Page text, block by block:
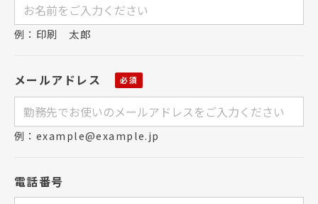
例：印刷 太郎
メールアドレス
例：example@example.jp
電話番号